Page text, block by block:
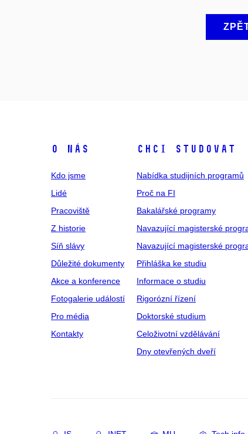
O NÁS
Kdo jsme
Lidé
Pracoviště
Z historie
Síň slávy
Důležité dokumenty
Akce a konference
Fotogalerie událostí
Pro média
Kontakty
CHCI STUDOVAT
Nabídka studijních programů
Proč na FI
Bakalářské programy
Navazující magisterské
Navazující magisterské
Přihláška ke studiu
Informace o studiu
Rigorózní řízení
Doktorské studium
Celoživotní vzdělávání
Dny otevřených dveří